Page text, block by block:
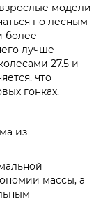
модели
по лесным
более
лучше
27.5 и
что
гонках.
из
массы, а